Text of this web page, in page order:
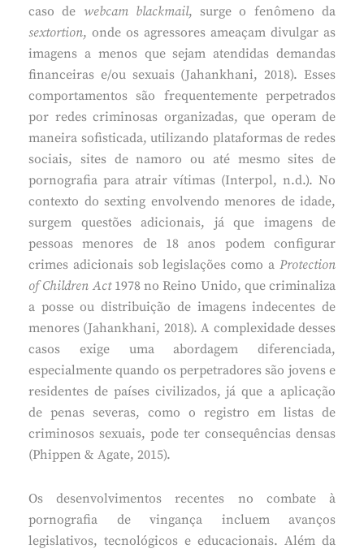
caso de webcam blackmail, surge o fenômeno da
sextortion, onde os agressores ameaçam divulgar as
imagens a menos que sejam atendidas demandas
financeiras e/ou sexuais (Jahankhani, 2018). Esses
comportamentos são frequentemente perpetrados
por redes criminosas organizadas, que operam de
maneira sofisticada, utilizando plataformas de redes
sociais, sites de namoro ou até mesmo sites de
pornografia para atrair vítimas (Interpol, n.d.). No
contexto do sexting envolvendo menores de idade,
surgem questões adicionais, já que imagens de
pessoas menores de 18 anos podem configurar
crimes adicionais sob legislações como a Protection
of Children Act 1978 no Reino Unido, que criminaliza
a posse ou distribuição de imagens indecentes de
menores (Jahankhani, 2018). A complexidade desses
casos exige uma abordagem diferenciada,
especialmente quando os perpetradores são jovens e
residentes de países civilizados, já que a aplicação
de penas severas, como o registro em listas de
criminosos sexuais, pode ter consequências densas
(Phippen & Agate, 2015).
Os desenvolvimentos recentes no combate à
pornografia de vingança incluem avanços
legislativos, tecnológicos e educacionais. Além da